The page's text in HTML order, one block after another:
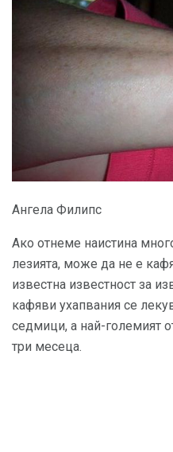
Ангела Филипс
Ако отнеме наистина
лезията, може да не е
известна известност за
кафяви ухапвания се
седмици, а най-големият
три месеца.